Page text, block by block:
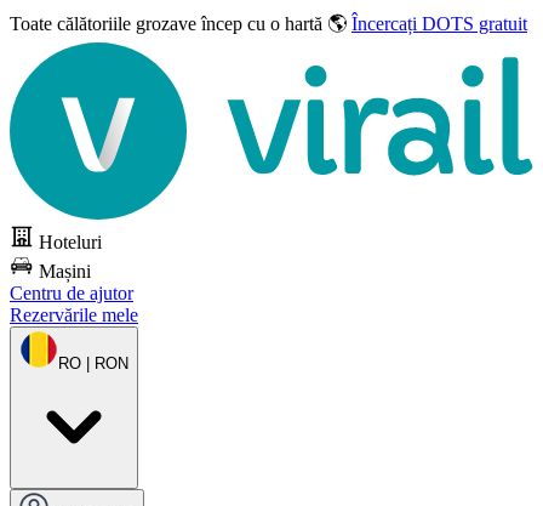
Toate călătoriile grozaveîncep cu o hartă 🌎 Încercați DOTS gratuit
Hoteluri
Mașini
Centru de ajutor
Rezervările mele
RO | RON